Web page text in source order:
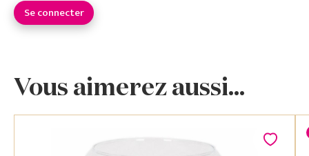
Se connecter
Vous aimerez aussi...